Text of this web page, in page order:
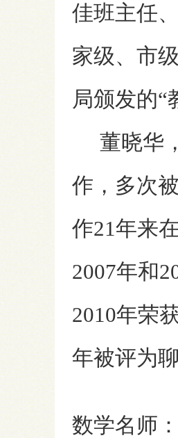
佳班主任
家级、市
局颁发的“
董晓华
作，多次
作21年来
2007年和
2010年荣
年被评为
数学名师